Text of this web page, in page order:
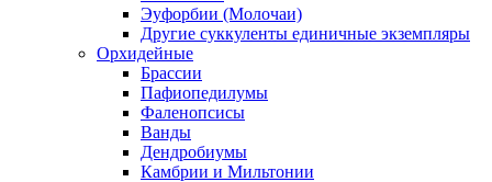
Эуфорбии (Молочаи)
Другие суккуленты единичные экземпляры
Орхидейные
Брассии
Пафиопедилумы
Фаленопсисы
Ванды
Дендробиумы
Камбрии и Мильтонии